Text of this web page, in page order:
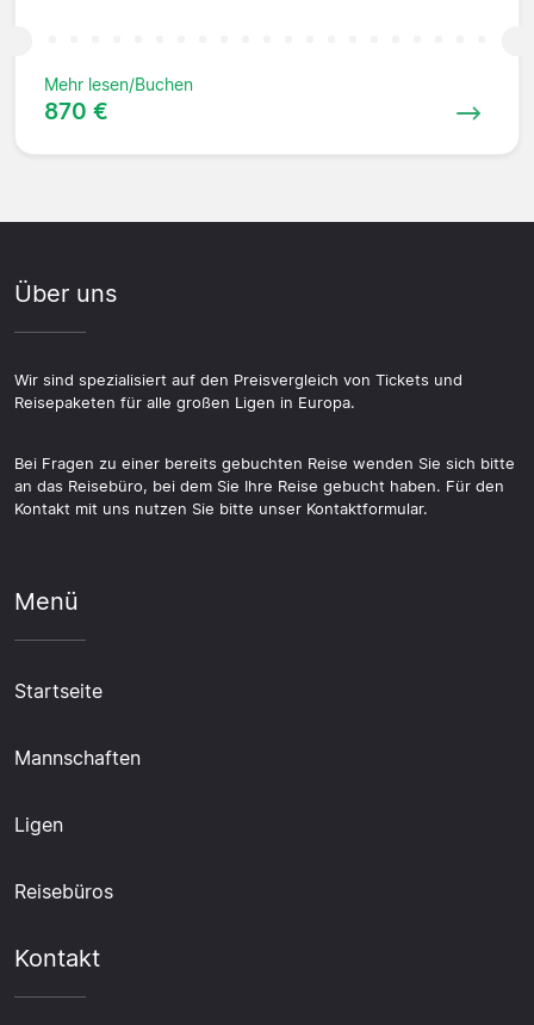
Mehr lesen/Buchen
870 €
Über uns
Wir sind spezialisiert auf den Preisvergleich von Tickets und
Reisepaketen für alle großen Ligen in Europa.
Bei Fragen zu einer bereits gebuchten Reise wenden Sie sich bitte
an das Reisebüro, bei dem Sie Ihre Reise gebucht haben. Für den
Kontakt mit uns nutzen Sie bitte unser Kontaktformular.
Menü
Startseite
Mannschaften
Ligen
Reisebüros
Kontakt